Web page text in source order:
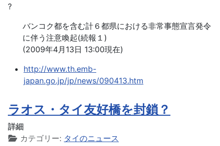
?
バンコク都を含む計６都県における非常事態宣言発令
に伴う注意喚起(続報１)
(2009年4月13日 13:00現在)
http://www.th.emb-
japan.go.jp/jp/news/090413.htm
ラオス・タイ友好橋を封鎖？
詳細
カテゴリー: タイのニュース